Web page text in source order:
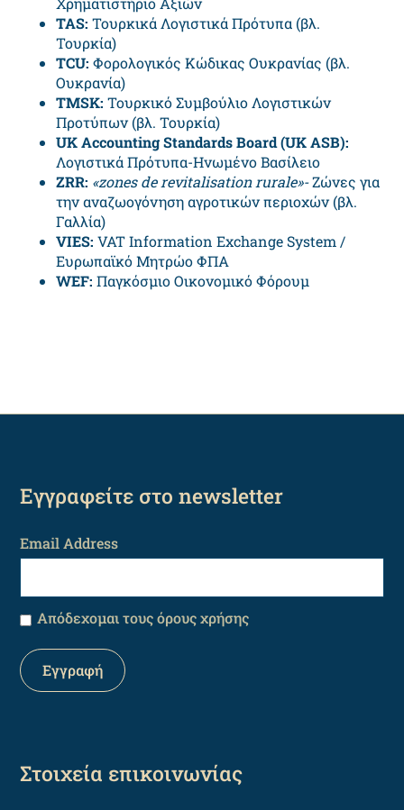
TAS: Τουρκικά Λογιστικά Πρότυπα (βλ.
Τουρκία)
TCU: Φορολογικός Κώδικας Ουκρανίας (βλ.
Ουκρανία)
TMSK: Τουρκικό Συμβούλιο Λογιστικών
Προτύπων (βλ. Τουρκία)
UK AccountingStandards Board(UK ASB):
Λογιστικά Πρότυπα-Ηνωμένο Βασίλειο
ZRR: «zones de revitalisation rurale»-Ζώνες για
την αναζωογόνηση αγροτικών περιοχών(βλ.
Γαλλία)
VIES: VAT Information Exchange System /
Ευρωπαϊκό Μητρώο ΦΠΑ
WEF: Παγκόσμιο Οικονομικό Φόρουμ
Εγγραφείτε στο newsletter
Email Address
Απόδεχομαι τους όρους χρήσης
Στοιχεία επικοινωνίας